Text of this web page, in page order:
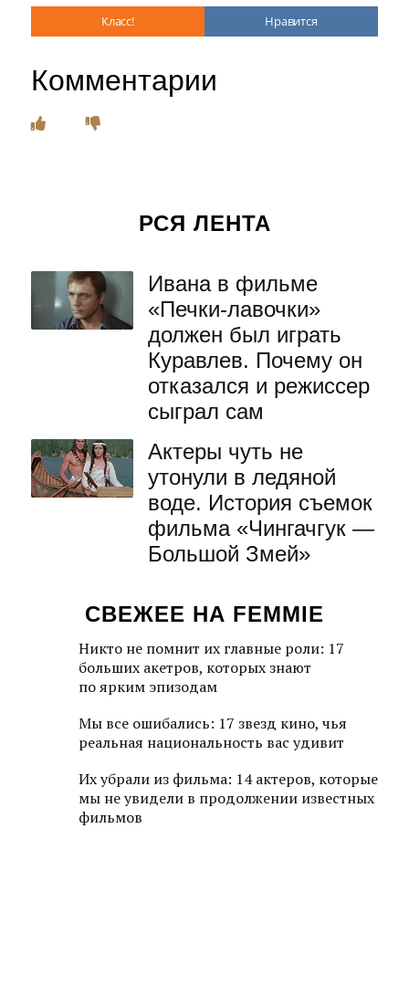
Класс! Нравится
Комментарии
РСЯ ЛЕНТА
Ивана в фильме
«Печки-лавочки»
должен был играть
Куравлев. Почему он
отказался и режиссер
сыграл сам
Актеры чуть не
утонули в ледяной
воде. История съемок
фильма «Чингачгук —
Большой Змей»
СВЕЖЕЕ НА FEMMIE
Никто не помнит их главные роли: 17
больших акетров, которых знают
по ярким эпизодам
Мы все ошибались: 17 звезд кино, чья
реальная национальность вас удивит
Их убрали из фильма: 14 актеров, которые
мы не увидели в продолжении известных
фильмов